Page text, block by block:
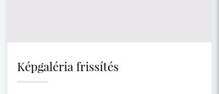
Képgaléria frissítés